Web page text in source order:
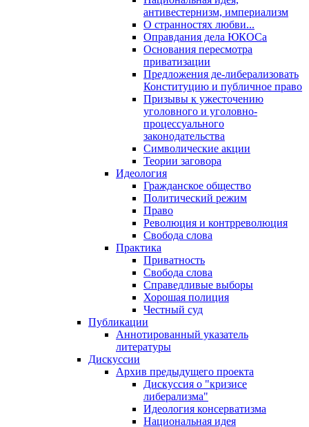
антивестернизм, империализм
О странностях любви...
Оправдания дела ЮКОСа
Основания пересмотра
приватизации
Предложения де-либерализовать
Конституцию и публичное право
Призывы к ужесточению
уголовного и уголовно-
процессуального
законодательства
Символические акции
Теории заговора
Идеология
Гражданское общество
Политический режим
Право
Революция и контрреволюция
Свобода слова
Практика
Приватность
Свобода слова
Справедливые выборы
Хорошая полиция
Честный суд
Публикации
Аннотированный указатель
литературы
Дискуссии
Архив предыдущего проекта
Дискуссия о "кризисе
либерализма"
Идеология консерватизма
Национальная идея